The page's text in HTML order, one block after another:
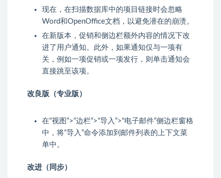
现在，在扫描数据库中的项目链接时会忽略
Word和OpenOffice文档，以避免潜在的崩溃。
在新版本，促销和侧边栏额外内容的情况下改
进了用户通知。此外，如果通知仅与一项有
关，例如一项促销或一项发行，则单击通知会
直接跳至该项。
改良版（专业版）
在“视图”>“边栏”>“导入”>“电子邮件”侧边栏窗格
中，将“导入”命令添加到邮件列表的上下文菜
单中。
改进（同步）